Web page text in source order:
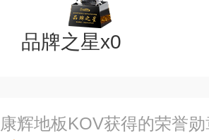
品牌之星x0
康辉地板KOV获得的荣誉